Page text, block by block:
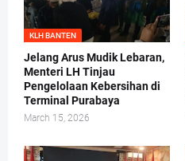
KLH BANTEN
Jelang Arus Mudik Lebaran,
Menteri LH Tinjau
Pengelolaan Kebersihan di
Terminal Purabaya
March 15, 2026